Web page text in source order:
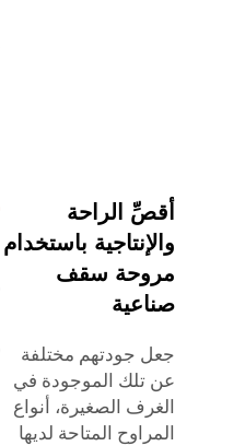
أقصِّ الراحة
والإنتاجية باستخدام
مروحة سقف
صناعية
جعل جودتهم مختلفة
عن تلك الموجودة في
الغرف الصغيرة، أنواع
المراوح المتاحة لديها